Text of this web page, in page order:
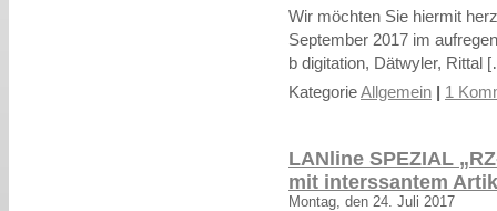
Wir möchten Sie hiermit
September 2017 im
b digitation, Dätwyler, Rittal
KategorieAllgemein | 1
LANline SPEZIAL
mit interssantem
Montag, den 24. Juli 2017